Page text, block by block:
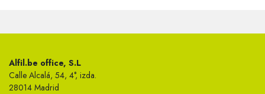
Alfil.be office, S.L
Calle Alcalá, 54, 4°, izda.
28014 Madrid